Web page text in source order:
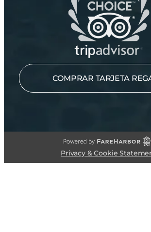
COMPRAR TARJETA
Privacy & Cookie